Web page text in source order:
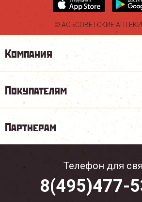
© АО «СОВЕТСКИЕ
Компания
Покупателям
Партнерам
Телефон для
8(495)477-